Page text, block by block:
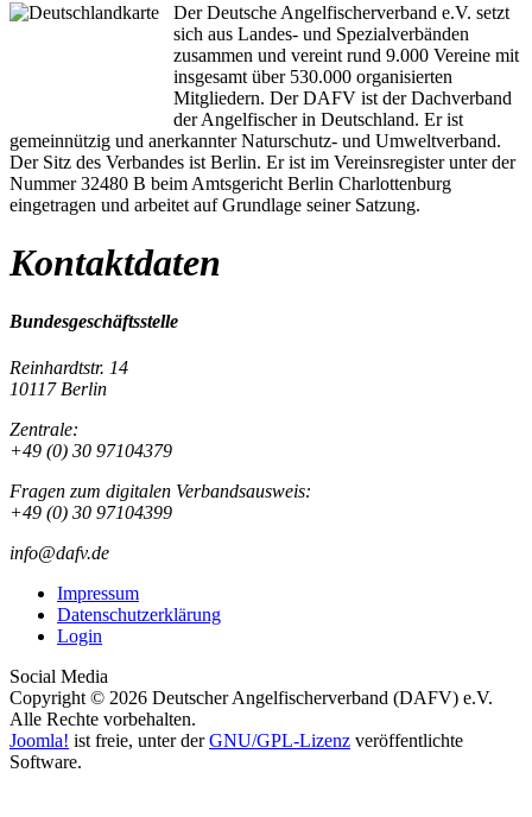
Der Deutsche Angelfischerverband e.V. setzt
sich aus Landes- und Spezialverbänden
zusammen und vereint rund 9.000 Vereine mit
insgesamt über 530.000 organisierten
Mitgliedern. Der DAFV ist der Dachverband
der Angelfischer in Deutschland. Er ist
gemeinnützig und anerkannter Naturschutz- und Umweltverband.
Der Sitz des Verbandes ist Berlin. Er ist im Vereinsregister unter der
Nummer 32480 B beim Amtsgericht Berlin Charlottenburg
eingetragen und arbeitet auf Grundlage seiner Satzung.
Kontaktdaten
Bundesgeschäftsstelle
Reinhardtstr. 14
10117 Berlin
Zentrale:
+49 (0) 30 97104379
Fragen zum digitalen Verbandsausweis:
+49 (0) 30 97104399
info@dafv.de
Impressum
Datenschutzerklärung
Login
Social Media
Copyright © 2026 Deutscher Angelfischerverband (DAFV) e.V.
Alle Rechte vorbehalten.
Joomla! ist freie, unter derGNU/GPL-Lizenz veröffentlichte
Software.